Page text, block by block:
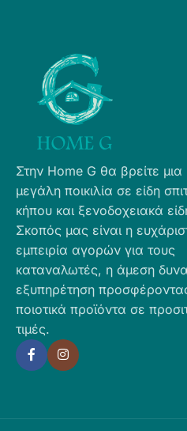
Στην Home G θα βρείτε μια
μεγάλη ποικιλία σε είδη
κήπου και ξενοδοχειακά
Σκοπός μας είναι η
εμπειρία αγορών για τους
καταναλωτές, η άμεση
εξυπηρέτηση
ποιοτικά προϊόντα σε
τιμές.